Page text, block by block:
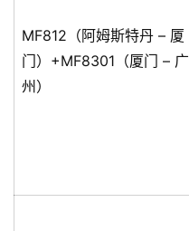
MF812（阿姆斯特丹 – 厦
门）+MF8301（厦门 – 广
州）